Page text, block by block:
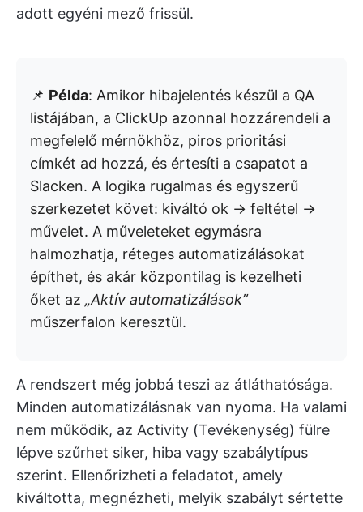
adott egyéni mező frissül.
📌 Példa: Amikor hibajelentés készül a QA
listájában, a ClickUp azonnal hozzárendeli a
megfelelő mérnökhöz, piros prioritási
címkét ad hozzá, és értesíti a csapatot a
Slacken. A logika rugalmas és egyszerű
szerkezetet követ: kiváltó ok → feltétel →
művelet. A műveleteket egymásra
halmozhatja, réteges automatizálásokat
építhet, és akár központilag is kezelheti
őket az „Aktív automatizálások”
műszerfalon keresztül.
A rendszert még jobbá teszi az átláthatósága.
Minden automatizálásnak van nyoma. Ha valami
nem működik, az Activity (Tevékenység) fülre
lépve szűrhet siker, hiba vagy szabálytípus
szerint. Ellenőrizheti a feladatot, amely
kiváltotta, megnézheti, melyik szabályt sértette